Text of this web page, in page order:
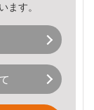
ます。